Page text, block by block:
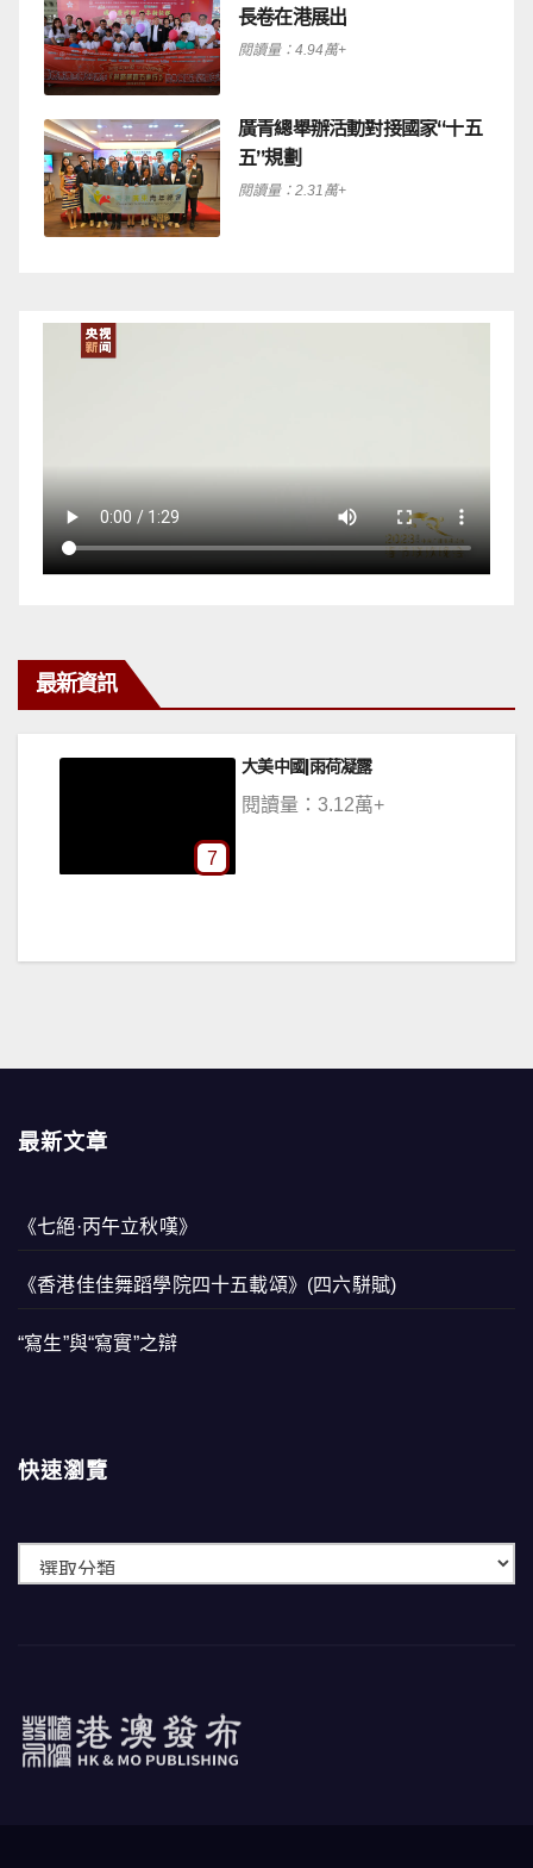
長卷在港展出
閱讀量：4.94萬+
廣青總舉辦活動對接國家“十五
五”規劃
閱讀量：2.31萬+
最新資訊
大美中國|雨荷凝露
閱讀量：3.12萬+
最新文章
《七絕·丙午立秋嘆》
《香港佳佳舞蹈學院四十五載頌》(四六駢賦)
“寫生”與“寫實”之辯
快速瀏覽